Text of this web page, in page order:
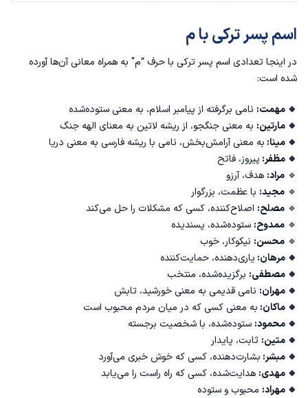
اسم پسر ترکی با م
در اینجا تعدادی اسم پسر ترکی با حرف “م" به همراه معانی آن‌ها آورده
شده است:
🔹 مهمت: نامی برگرفته از پیامبر اسلام، به معنی ستوده‌شده
🔹 مارتین: به معنی جنگجو، از ریشه لاتین به معنای الهه جنگ
🔹 مینا: به معنی آرامش‌بخش، نامی با ریشه فارسی به معنی دریا
🔹 مظفر: پیروز، فاتح
🔹 مراد: هدف، آرزو
🔹 مجید: با عظمت، بزرگوار
🔹 مصلح: اصلاح‌کننده، کسی که مشکلات را حل می‌کند
🔹 ممدوح: ستوده‌شده، پسندیده
🔹 محسن: نیکوکار، خوب
🔹 مرهان: یاری‌دهنده، حمایت‌کننده
🔹 مصطفی: برگزیده‌شده، منتخب
🔹 مهران: نامی قدیمی به معنی خورشید، تابش
🔹 ماکان: به معنی کسی که در میان مردم محبوب است
🔹 محمود: ستوده‌شده، با شخصیت برجسته
🔹 متین: ثابت، پایدار
🔹 مبشر: بشارت‌دهنده، کسی که خوش خبری می‌آورد
🔹 مهدی: هدایت‌شده، کسی که راه راست را می‌یابد
🔹 مهراد: محبوب و ستوده